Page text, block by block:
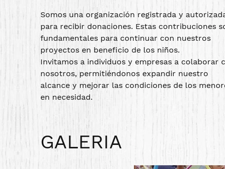
Somos una organización registrada y
para recibir donaciones. Estas contribuciones
fundamentales para continuar con nuestros
proyectos en beneficio de los niños.
Invitamos a individuos y empresas a colaborar
nosotros, permitiéndonos expandir nuestro
alcance y mejorar las condiciones de los
en necesidad.
GALERIA